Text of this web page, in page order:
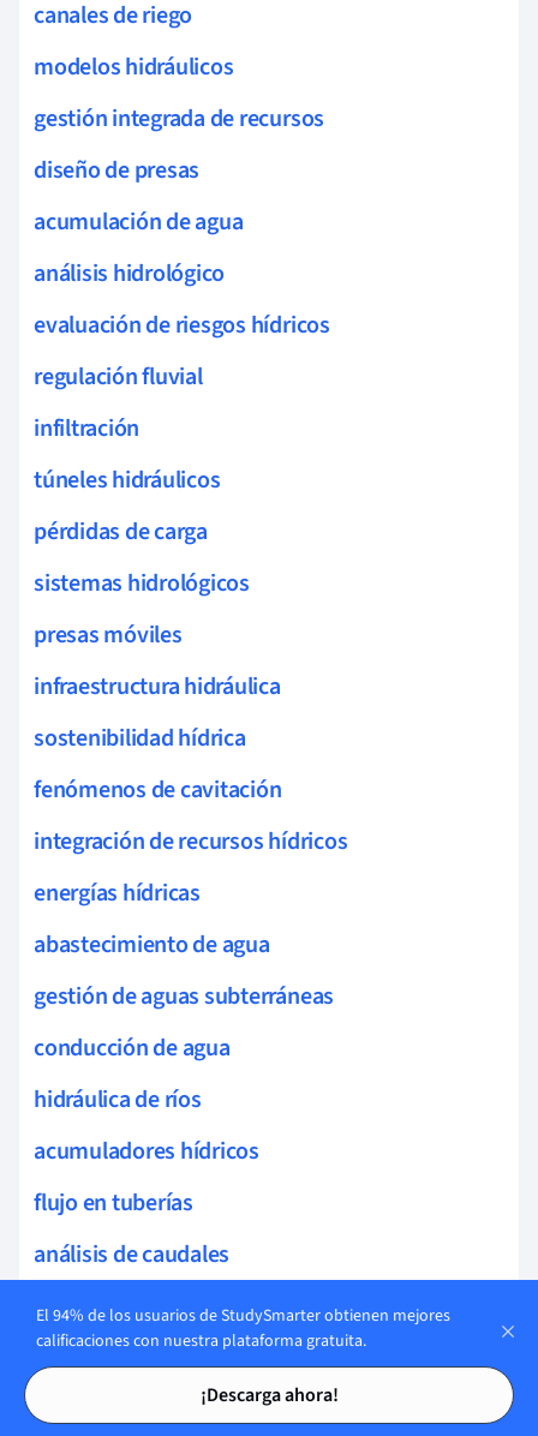
Tarjetas de estudio
Tarjetas de estudio
canales de riego
modelos hidráulicos
gestión integrada de recursos
diseño de presas
acumulación de agua
análisis hidrológico
evaluación de riesgos hídricos
regulación fluvial
infiltración
túneles hidráulicos
pérdidas de carga
sistemas hidrológicos
presas móviles
infraestructura hidráulica
sostenibilidad hídrica
fenómenos de cavitación
integración de recursos hídricos
energías hídricas
abastecimiento de agua
gestión de aguas subterráneas
conducción de agua
hidráulica de ríos
acumuladores hídricos
flujo en tuberías
análisis de caudales
Planificación y diseño urbano
hidráulica ambiental
distritos urbanos
El 94% de los usuarios de StudySmarter obtienen mejores
calificaciones con nuestra plataforma gratuita.
¡Descarga ahora!